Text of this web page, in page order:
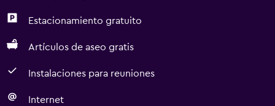
Estacionamiento gratuito
Artículos de aseo gratis
Instalaciones para reuniones
Internet